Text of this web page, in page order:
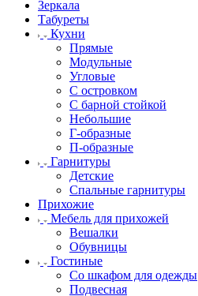
Зеркала
Табуреты
Кухни
Прямые
Модульные
Угловые
С островком
С барной стойкой
Небольшие
Г-образные
П-образные
Гарнитуры
Детские
Спальные гарнитуры
Прихожие
Мебель для прихожей
Вешалки
Обувницы
Гостиные
Со шкафом для одежды
Подвесная